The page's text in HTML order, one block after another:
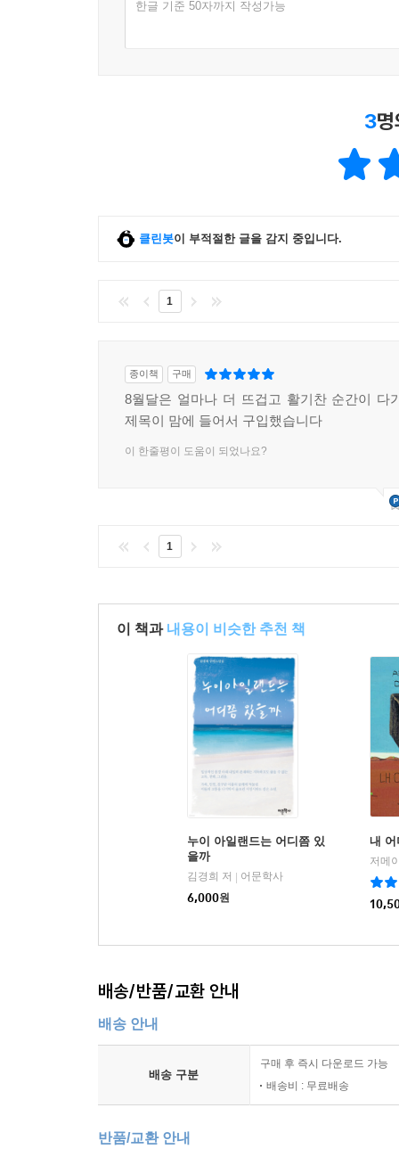
한글 기준 50자까지 작성가능
3
클린봇이 부적절한 글을 감지 중입니다.
1
종이책 구매
8월달은 얼마나 더 뜨겁고 활기찬 순간이 다
제목이 맘에 들어서 구입했습니다
이 한줄평이 도움이 되었나요?
1
이 책과 내용이 비슷한 추천 책
누이 아일랜드는 어디쯤 있
을까
김경희 저 | 어문학사
6,000원
내 어
배송/반품/교환 안내
배송 안내
배송 구분
구매 후 즉시 다운로드 가능
배송비 : 무료배송
반품/교환 안내